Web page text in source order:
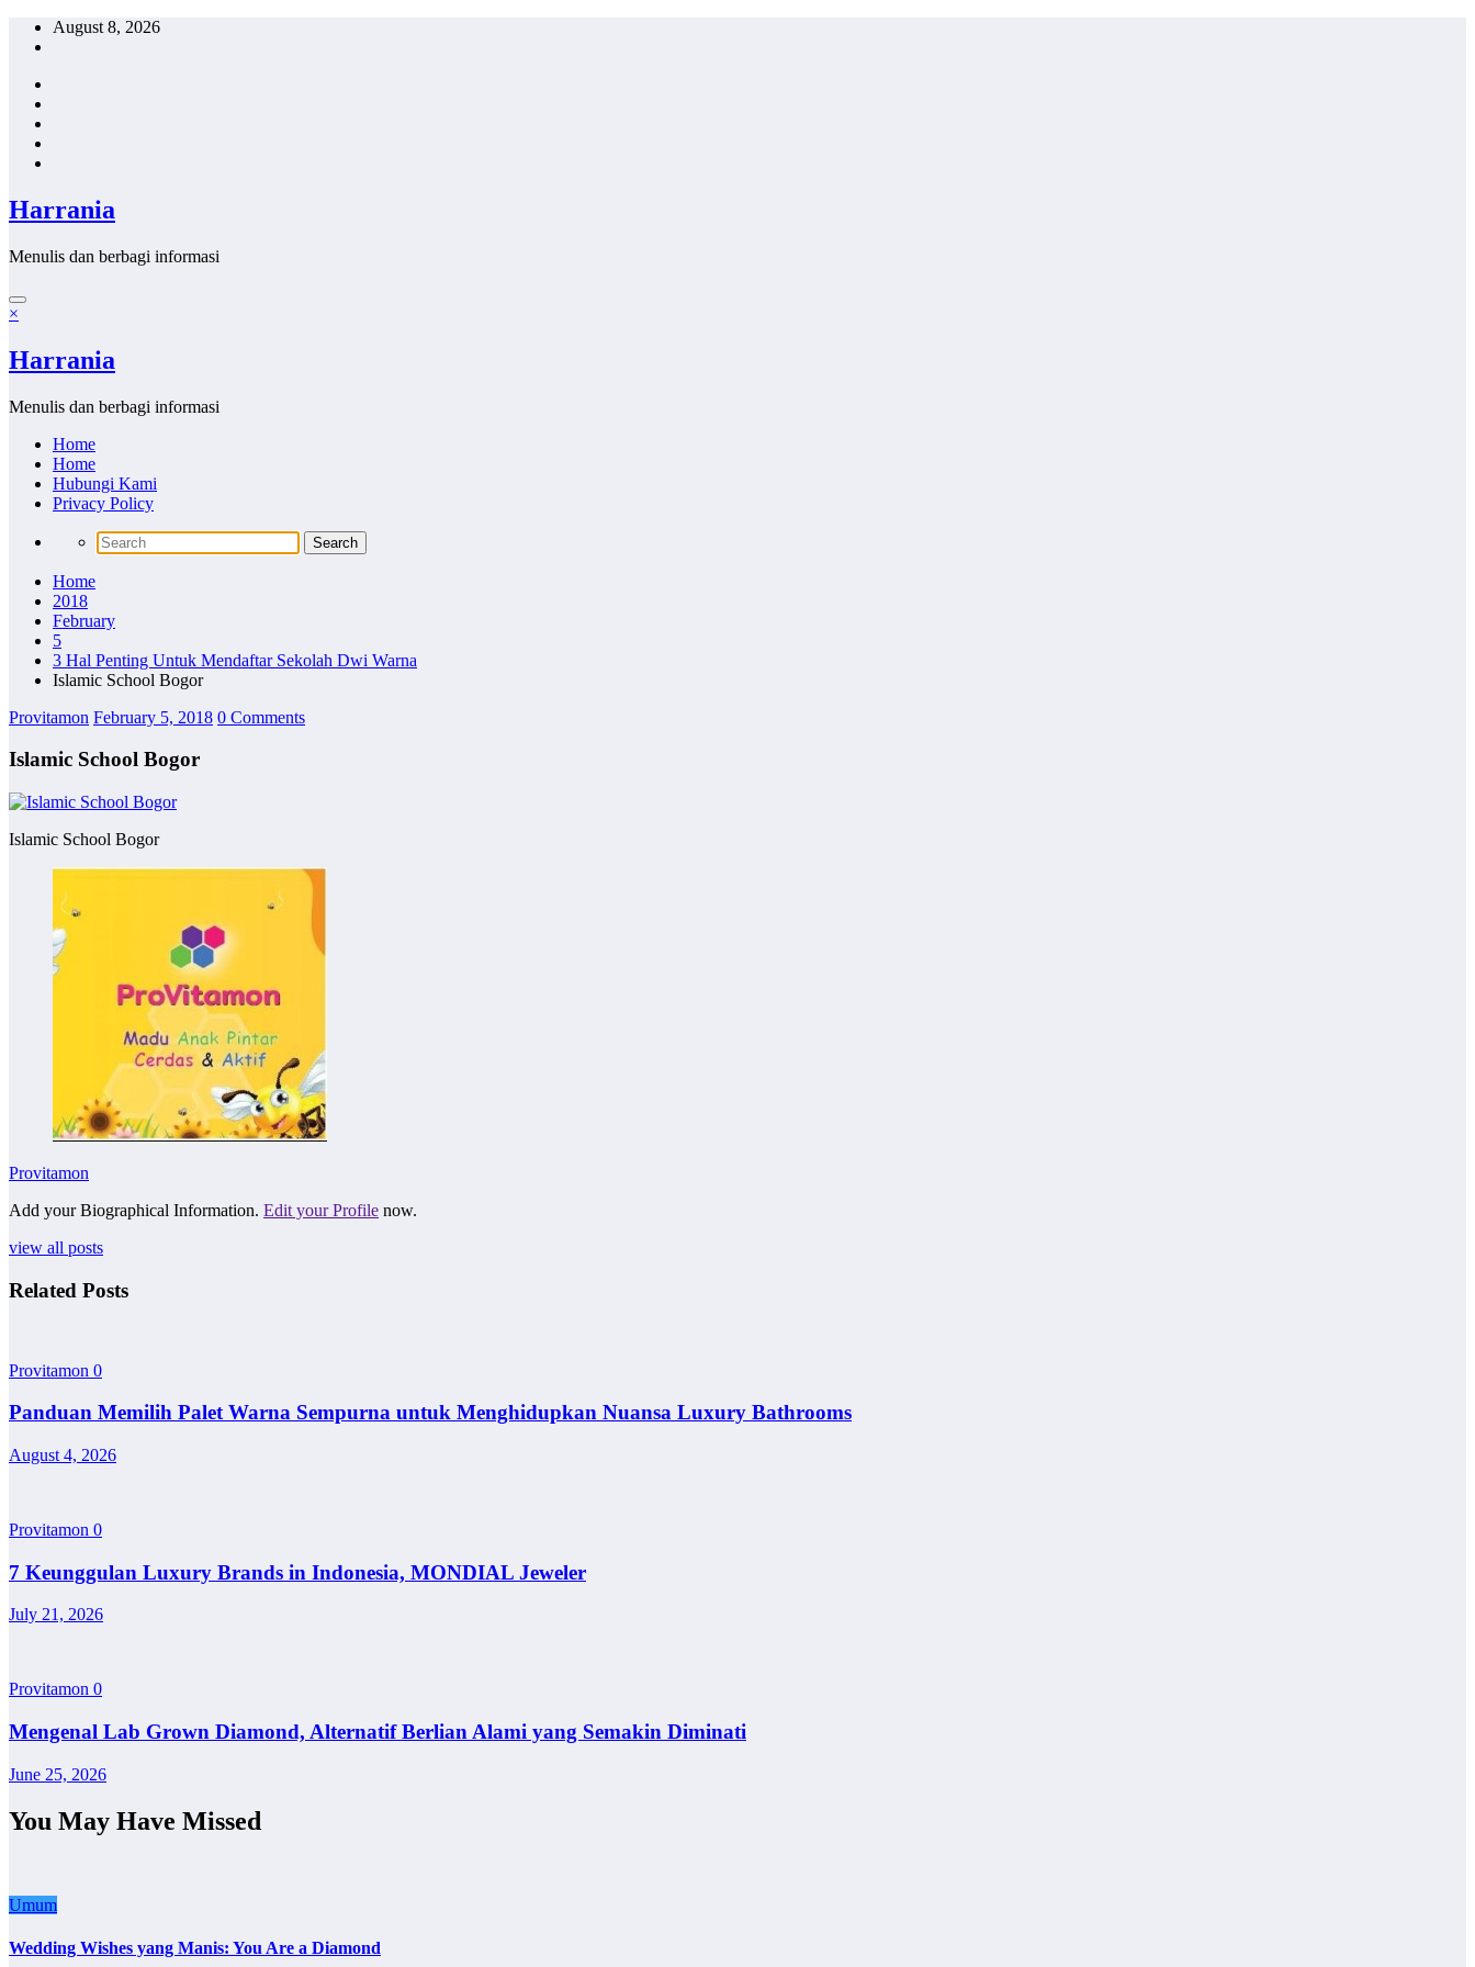
Skip
August 8, 2026
Harrania
Menulis dan berbagi informasi
×
Harrania
Menulis dan berbagi informasi
Home
Home
Hubungi Kami
Privacy Policy
Home
2018
February
5
3 Hal Penting Untuk Mendaftar Sekolah Dwi Warna
Islamic School Bogor
Provitamon February 5, 2018 0 Comments
Islamic School Bogor
Islamic School Bogor
Provitamon
Add your Biographical Information. Edit your Profile now.
view all posts
Related Posts
Provitamon 0
Panduan Memilih Palet Warna Sempurna untuk Menghidupkan Nuansa Luxury Bathrooms
August 4, 2026
Provitamon 0
7 Keunggulan Luxury Brands in Indonesia, MONDIAL Jeweler
July 21, 2026
Provitamon 0
Mengenal Lab Grown Diamond, Alternatif Berlian Alami yang Semakin Diminati
June 25, 2026
You May Have Missed
Umum
Wedding Wishes yang Manis: You Are a Diamond